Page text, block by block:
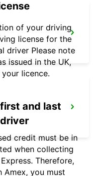
of your driving
license for the
driver Please note
issued in the UK,
licence.
and last
credit must be in
when collecting
Therefore,
Amex, you must